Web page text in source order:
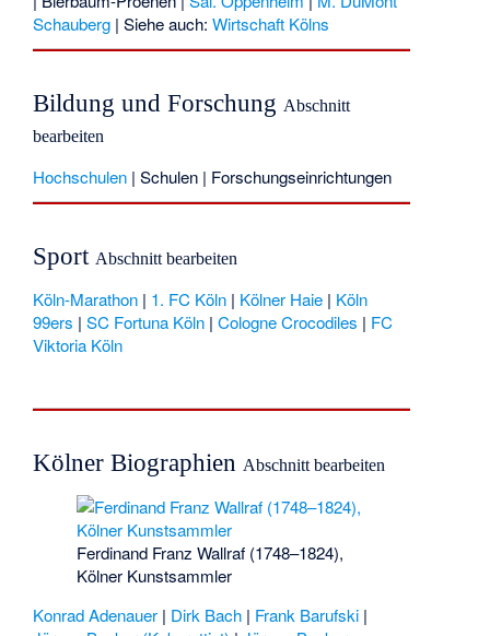
Schauberg | Siehe auch:Wirtschaft Kölns
Bildung und ForschungAbschnitt
bearbeiten
Hochschulen |Schulen | Forschungseinrichtungen
SportAbschnitt bearbeiten
Köln-Marathon | 1. FC Köln | Kölner Haie | Köln
99ers |SC Fortuna Köln |Cologne Crocodiles | FC
Viktoria Köln
Kölner Biographien Abschnitt bearbeiten
Ferdinand Franz Wallraf (1748–1824),
Kölner Kunstsammler
Konrad Adenauer | Dirk Bach | Frank Barufski |